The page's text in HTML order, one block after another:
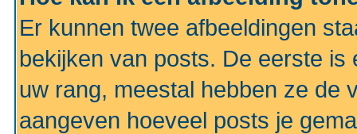
Er kunnen twee afbeeldingen
bekijken van posts. De eerste
uw rang, meestal hebben ze de
aangeven hoeveel posts je